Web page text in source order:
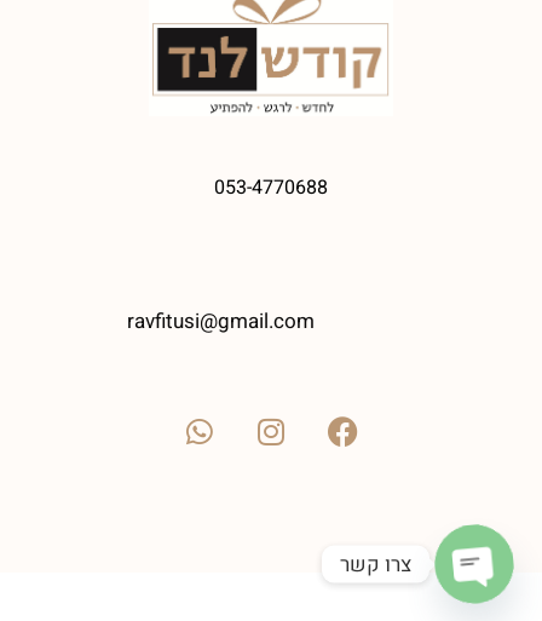
053-4770688
צרו קשר
Open chaty